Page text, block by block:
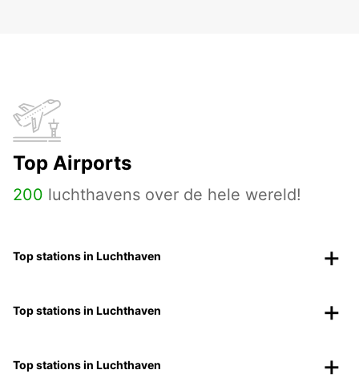
Top Airports
200 luchthavens over de hele wereld!
Top stations in Luchthaven
Top stations in Luchthaven
Top stations in Luchthaven